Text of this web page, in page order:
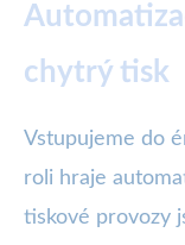
chytrý tisk
Vstupujeme do
roli hraje
tiskové provozy